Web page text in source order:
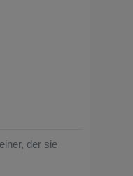
der sie